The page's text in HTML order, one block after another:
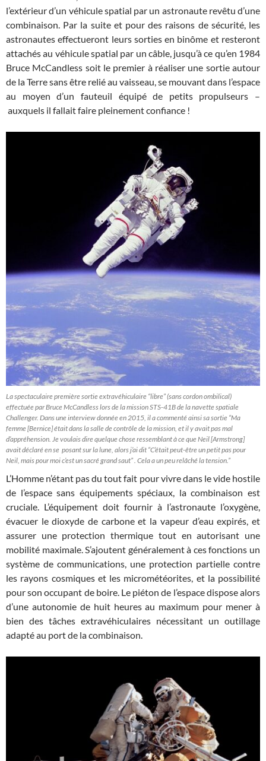
l’extérieur d’un véhicule spatial par un astronaute revêtu d’une
combinaison. Par la suite et pour des raisons de sécurité, les
astronautes effectueront leurs sorties en binôme et resteront
attachés au véhicule spatial par un câble, jusqu’à ce qu’en 1984
Bruce McCandless soit le premier à réaliser une sortie autour
de la Terre sans être relié au vaisseau, se mouvant dans l’espace
au moyen d’un fauteuil équipé de petits propulseurs –
auxquels il fallait faire pleinement confiance !
La spectaculaire première sortie extravéhiculaire “libre” (sans cordon ombilical)
effectuée par Bruce McCandless lors de la mission STS-41B de la navette spatiale
Challenger. Dans une interview donnée en 2015, il a commenté ainsi sa sortie “Ma
femme [Bernice] était dans la salle de contrôle de la mission, et il y avait pas mal
d’appréhension. Je voulais dire quelque chose ressemblant à ce que Neil [Armstrong]
avait déclaré en se posant sur la lune, alors j’ai dit “C’était peut-être un petit pas pour
Neil, mais pour moi c’est un sacré grand saut” . Cela a un peu relâché la tension.”
L’Homme n’étant pas du tout fait pour vivre dans le vide hostile
de l’espace sans équipements spéciaux, la combinaison est
cruciale. L’équipement doit fournir à l’astronaute l’oxygène,
évacuer le dioxyde de carbone et la vapeur d’eau expirés, et
assurer une protection thermique tout en autorisant une
mobilité maximale. S’ajoutent généralement à ces fonctions un
système de communications, une protection partielle contre
les rayons cosmiques et les micrométéorites, et la possibilité
pour son occupant de boire. Le piéton de l’espace dispose alors
d’une autonomie de huit heures au maximum pour mener à
bien des tâches extravéhiculaires nécessitant un outillage
adapté au port de la combinaison.